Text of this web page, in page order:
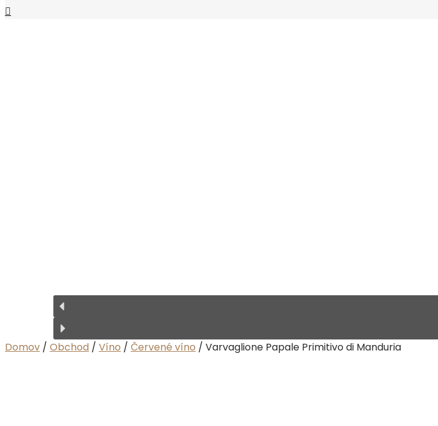
Domov / Obchod / Víno / Červené víno / Varvaglione Papale Primitivo di Manduria